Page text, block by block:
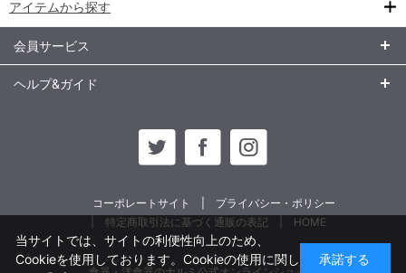
アイテムから探す
会員サービス
ヘルプ&ガイド
コーポレートサイト
プライバシー・ポリシー
特定商取引法に基づく通販の表記
HOME
当サイトでは、サイトの利便性向上のため、
Cookieを使用しております。Cookieの使用に関し
承諾する